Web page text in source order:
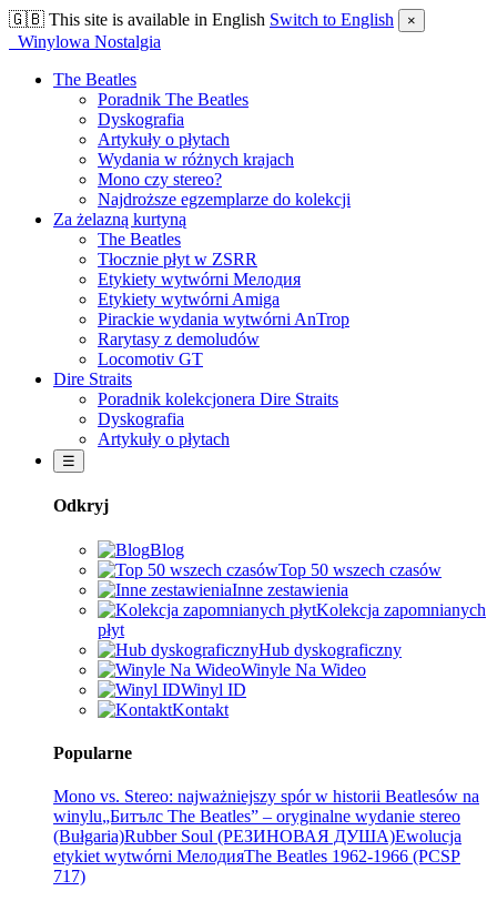
🇬🇧 This site is available in English Switch to English ×
Winylowa Nostalgia
The Beatles
Poradnik The Beatles
Dyskografia
Artykuły o płytach
Wydania w różnych krajach
Mono czy stereo?
Najdroższe egzemplarze do kolekcji
Za żelazną kurtyną
The Beatles
Tłocznie płyt w ZSRR
Etykiety wytwórni Мелодия
Etykiety wytwórni Amiga
Pirackie wydania wytwórni AnTrop
Rarytasy z demoludów
Locomotiv GT
Dire Straits
Poradnik kolekcjonera Dire Straits
Dyskografia
Artykuły o płytach
☰
Odkryj
Blog
Top 50 wszech czasów
Inne zestawienia
Kolekcja zapomnianych
płyt
Hub dyskograficzny
Winyle Na Wideo
Winyl ID
Kontakt
Popularne
Mono vs. Stereo: najważniejszy spór w historii Beatlesów na
winylu„Битълс The Beatles” – oryginalne wydanie stereo
(Bułgaria)Rubber Soul (РЕЗИНОВАЯ ДУША)Ewolucja
etykiet wytwórni МелодияThe Beatles 1962-1966 (PCSP
717)